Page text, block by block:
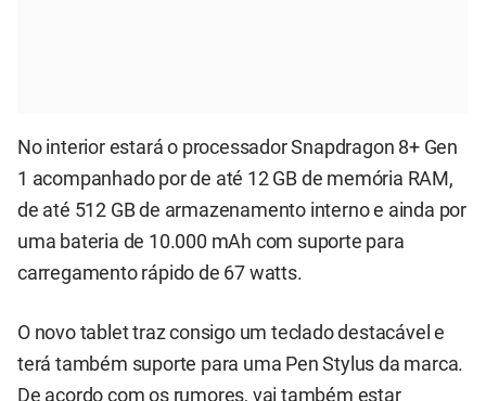
No interior estará o processador Snapdragon 8+ Gen
1 acompanhado por de até 12 GB de memória RAM,
de até 512 GB de armazenamento interno e ainda por
uma bateria de 10.000 mAh com suporte para
carregamento rápido de 67 watts.
O novo tablet traz consigo um teclado destacável e
terá também suporte para uma Pen Stylus da marca.
De acordo com os rumores, vai também estar